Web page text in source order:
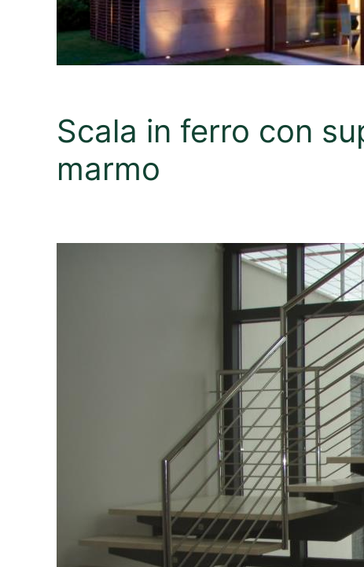
Scala in ferro con
marmo